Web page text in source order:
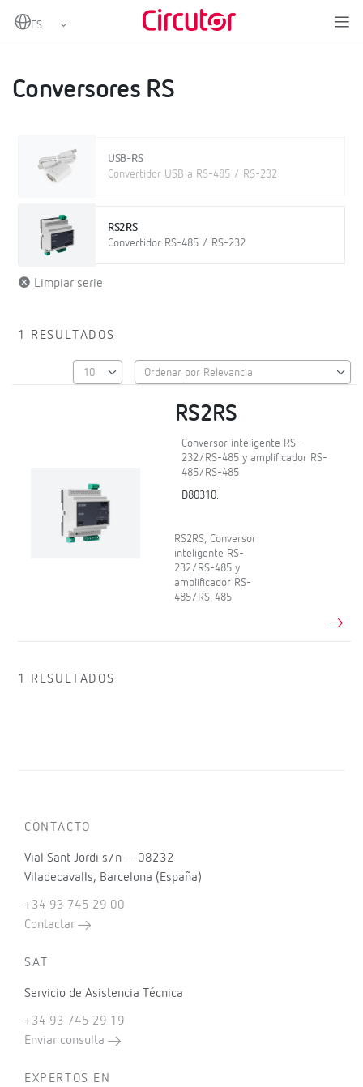
Home
IoT Industrial y Automatización
Conversores RS
USB-RS
Convertidor USB a RS-485 / RS-232
RS2RS
Convertidor RS-485 / RS-232
Limpiar serie
1 RESULTADOS
RS2RS
Conversor inteligente RS-
232/RS-485 y amplificador RS-
485/RS-485
D80310.
RS2RS, Conversor
inteligente RS-
232/RS-485 y
amplificador RS-
485/RS-485
1 RESULTADOS
CONTACTO
Vial Sant Jordi s/n – 08232
Viladecavalls, Barcelona (España)
+34 93 745 29 00
Contactar
SAT
Servicio de Asistencia Técnica
+34 93 745 29 19
Enviar consulta
EXPERTOS EN